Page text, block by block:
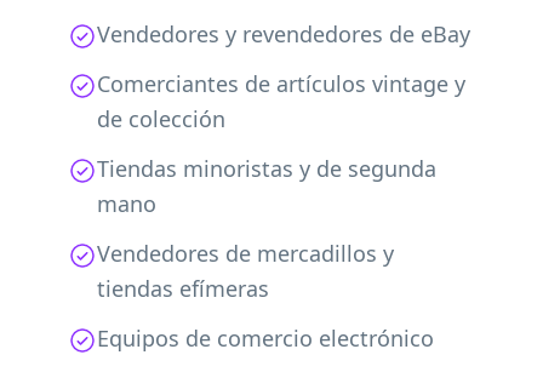
Vendedores y revendedores de eBay
Comerciantes de artículos vintage y
de colección
Tiendas minoristas y de segunda
mano
Vendedores de mercadillos y
tiendas efímeras
Equipos de comercio electrónico